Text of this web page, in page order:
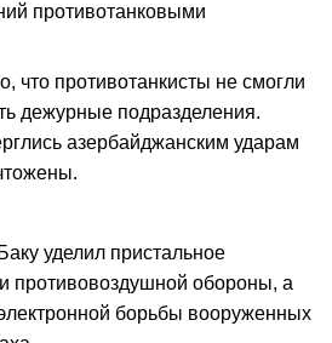
противотанковыми
что противотанкисты не смогли
дежурные подразделения.
азербайджанским ударам
уделил пристальное
противовоздушной обороны, а
борьбы вооруженных